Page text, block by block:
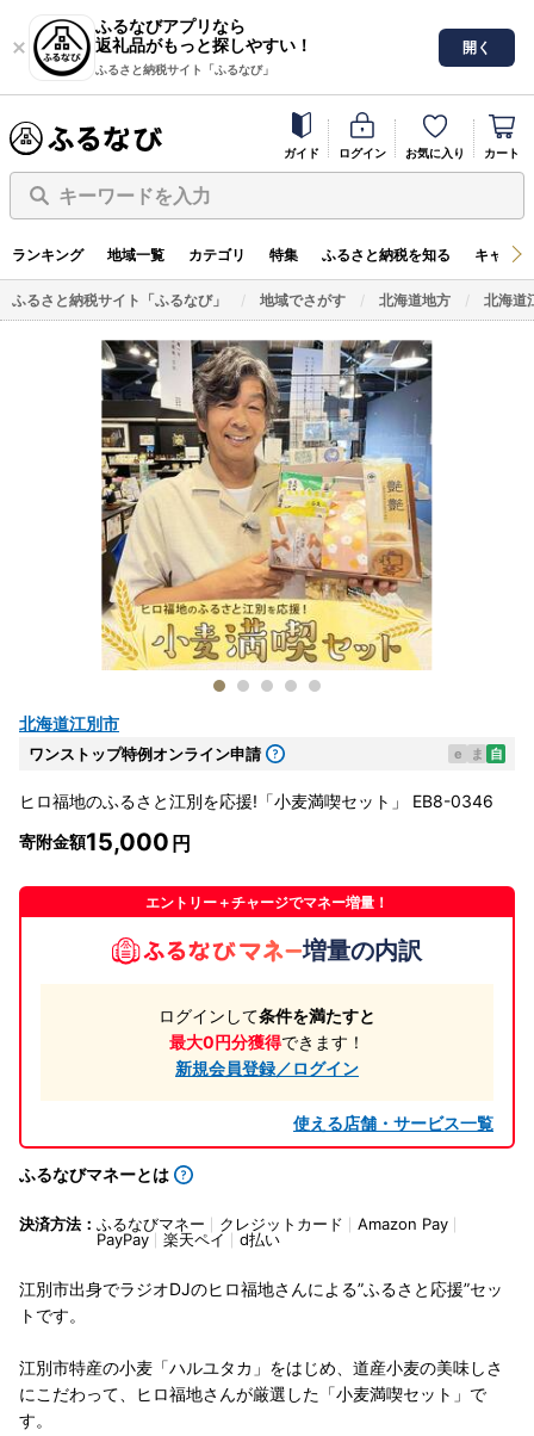
ふるなびアプリなら
返礼品がもっと探しやすい！
ふるさと納税サイト「ふるなび」
開く
ガイド ログイン お気に入り カート
キーワードを入力
ランキング 地域一覧 カテゴリ 特集 ふるさと納税を知る キャン
ふるさと納税サイト「ふるなび」 地域でさがす 北海道地方 北海道
北海道江別市
ワンストップ特例オンライン申請 e ま 自
ヒロ福地のふるさと江別を応援!「小麦満喫セット」 EB8-0346
寄附金額15,000
エントリー＋チャージでマネー増量！
増量の内訳
ログインして条件を満たすと
最大0円分獲得できます！
新規会員登録／ログイン
使える店舗・サービス一覧
ふるなびマネーとは
決済方法： ふるなびマネー クレジットカード
Amazon Pay
PayPay
楽天ペイ d払い
江別市出身でラジオDJのヒロ福地さんによる”ふるさと応援”セッ
トです。
江別市特産の小麦「ハルユタカ」をはじめ、道産小麦の美味しさ
にこだわって、ヒロ福地さんが厳選した「小麦満喫セット」で
す。